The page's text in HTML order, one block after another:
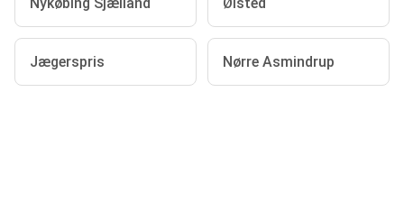
Jægerspris Nørre Asmindrup